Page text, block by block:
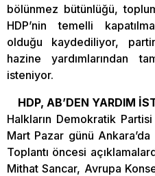
bölünmez bütünlüğü,
HDP’nin temelli
olduğu kaydediliyor,
hazine yardımlarından
isteniyor.
HDP, AB’DEN YARDIM
Halkların Demokratik
Mart Pazar günü
Toplantı öncesi
Mithat Sancar, Avrupa